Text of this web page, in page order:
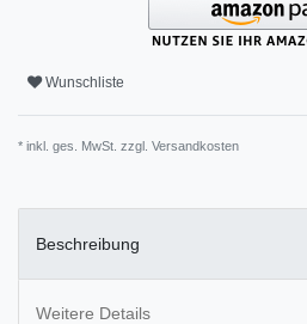
Wunschliste
* inkl. ges. MwSt. zzgl. Versandkosten
Beschreibung
Weitere Details